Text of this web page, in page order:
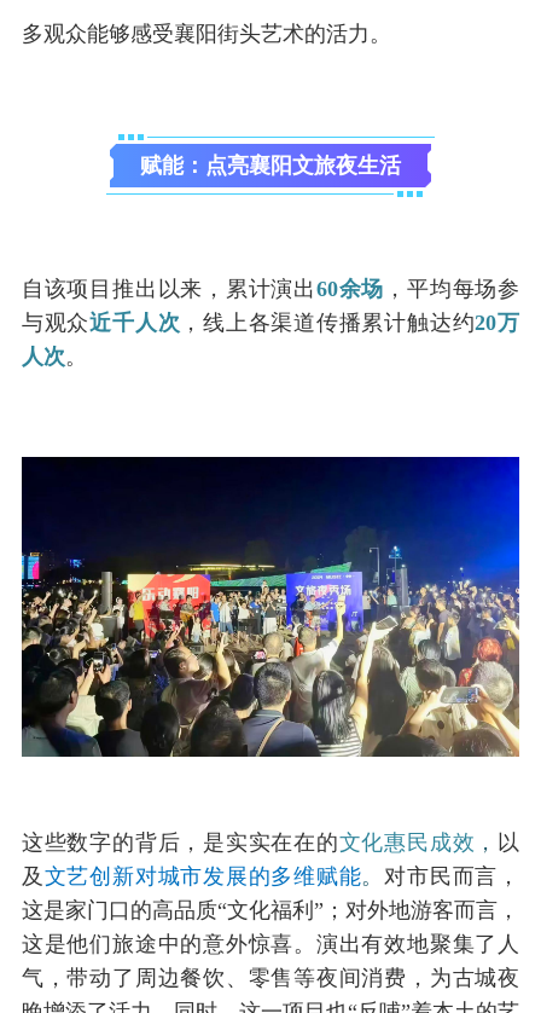
多观众能够感受襄阳街头艺术的活力。
赋能：点亮襄阳文旅夜生活
自该项目推出以来，累计演出60余场 ，平均每场参
与观众近千人次 ，线上各渠道传播累计触达约20万
人次。
这些数字的背后，是实实在在的文化惠民成效 ， 以
及 文艺创新对城市发展的多维赋能。对市民而言，
这是家门口的高品质“文化福利”；对外地游客而言，
这是他们旅途中的意外惊喜。演出有效地聚集了人
气，带动了周边餐饮、零售等夜间消费，为古城夜